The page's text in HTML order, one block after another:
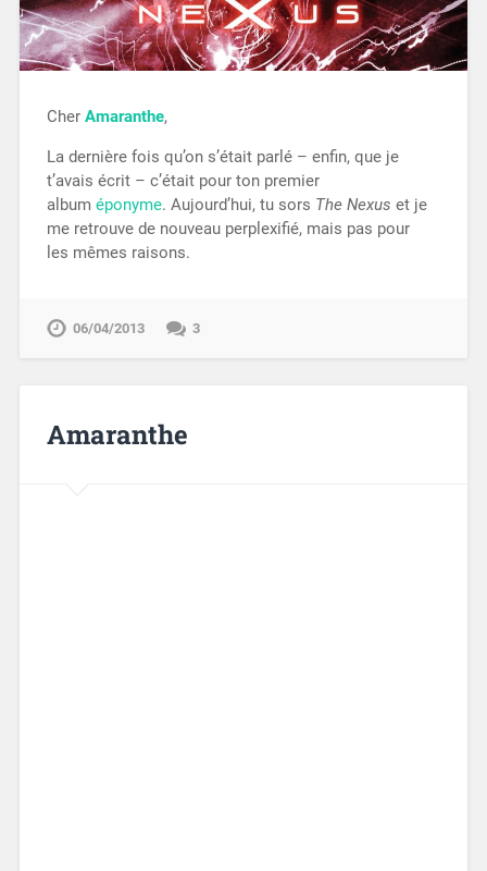
Cher Amaranthe,
La dernière fois qu’on s’était parlé – enfin, que je
t’avais écrit – c’était pour ton premier
album éponyme. Aujourd’hui, tu sors The Nexus et je
me retrouve de nouveau perplexifié, mais pas pour
les mêmes raisons.
06/04/2013 3
Amaranthe